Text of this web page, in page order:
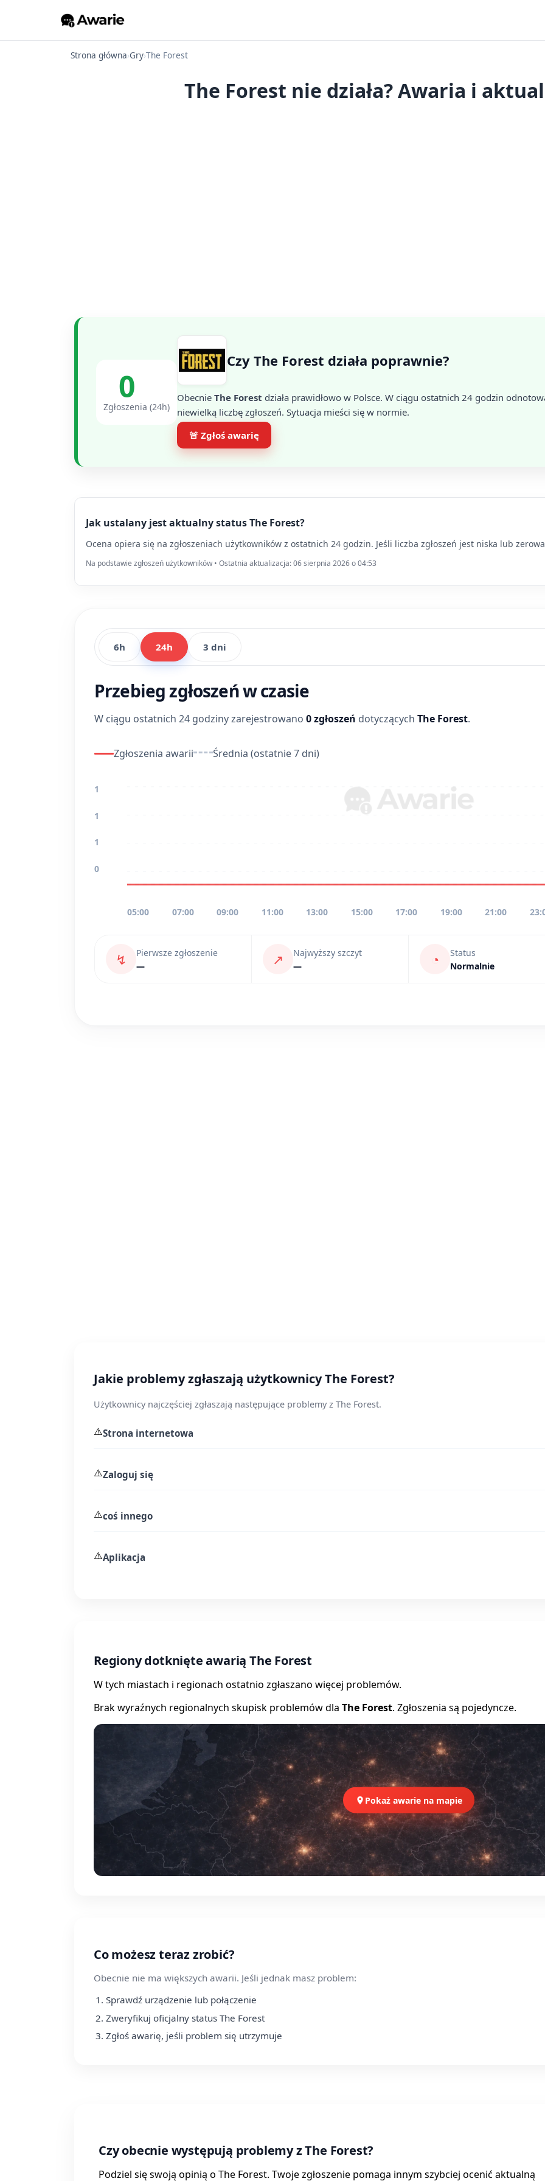
Strona główna›Gry›The Forest
The Forest nie działa? Awaria i
0
Zgłoszenia (24h)
Czy The Forest działa poprawnie?
Obecnie The Forest działa prawidłowo w Polsce. W ciągu ostatnich 24 godzin
niewielką liczbę zgłoszeń. Sytuacja mieści się w normie.
🚨 Zgłoś awarię
Jak ustalany jest aktualny status The Forest?
Ocena opiera się na zgłoszeniach użytkowników z ostatnich 24 godzin. Jeśli liczba zgłoszeń jest niska lub
Na podstawie zgłoszeń użytkowników • Ostatnia aktualizacja: 06 sierpnia 2026 o 04:53
6h 24h 3 dni
Przebieg zgłoszeń w czasie
W ciągu ostatnich 24 godziny zarejestrowano 0 zgłoszeń dotyczących The Forest.
Zgłoszenia awarii Średnia (ostatnie 7 dni)
1
1
1
0
05:00 07:00 09:00 11:00 13:00 15:00 17:00 19:00 21:00
↯
Pierwsze zgłoszenie
—
↗
Najwyższy szczyt
—
◔
Status
Normalnie
Jakie problemy zgłaszają użytkownicy The Forest?
Użytkownicy najczęściej zgłaszają następujące problemy z The Forest.
⚠️Strona internetowa
⚠️Zaloguj się
⚠️coś innego
⚠️Aplikacja
Regiony dotknięte awarią The Forest
W tych miastach i regionach ostatnio zgłaszano więcej problemów.
Brak wyraźnych regionalnych skupisk problemów dla The Forest. Zgłoszenia są pojedyncze.
Pokaż awarie na mapie
Co możesz teraz zrobić?
Obecnie nie ma większych awarii. Jeśli jednak masz problem:
Sprawdź urządzenie lub połączenie
Zweryfikuj oficjalny status The Forest
Zgłoś awarię, jeśli problem się utrzymuje
Czy obecnie występują problemy z The Forest?
Podziel się swoją opinią o The Forest. Twoje zgłoszenie pomaga innym szybciej ocenić aktualną